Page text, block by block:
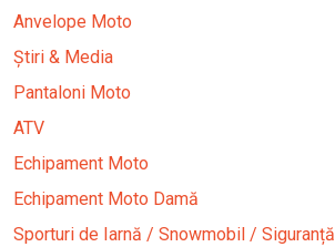
Anvelope Moto
Știri & Media
Pantaloni Moto
ATV
Echipament Moto
Echipament Moto Damă
Sporturi de Iarnă / Snowmobil / Siguranță